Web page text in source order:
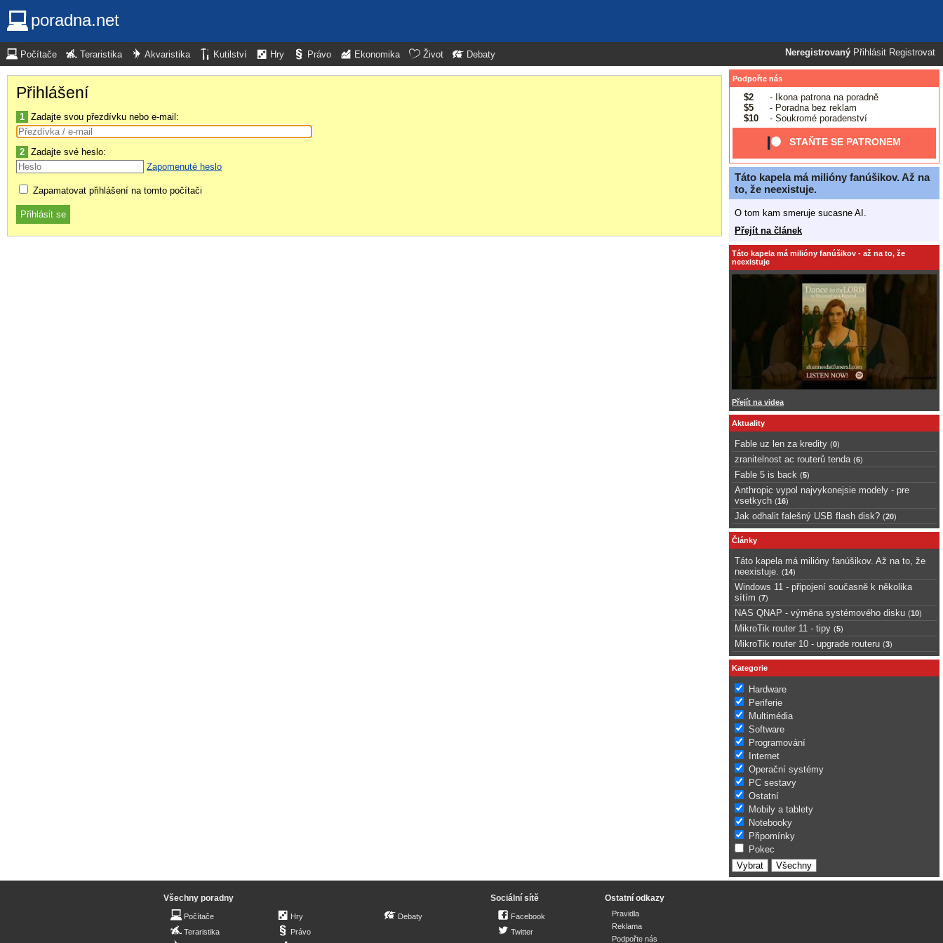
poradna.net
Neregistrovaný Přihlásit Registrovat
Počítače Teraristika Akvaristika Kutilství Hry Právo Ekonomika Život Debaty
Přihlášení
1 Zadajte svou přezdívku nebo e-mail:
2 Zadajte své heslo:
Zapomenuté heslo
Zapamatovat přihlášení na tomto počítači
Podpořte nás
$2
- Ikona patrona na poradně
$5
- Poradna bez reklam
$10
- Soukromé poradenství
STAŇTE SE PATRONEM
Táto kapela má milióny fanúšikov. Až na
to, že neexistuje.
O tom kam smeruje sucasne AI.
Přejít na článek
Táto kapela má milióny fanúšikov - až na to, že
neexistuje
Přejít na videa
Aktuality
Fable uz len za kredity (0)
zranitelnost ac routerů tenda (6)
Fable 5 is back (5)
Anthropic vypol najvykonejsie modely - pre
vsetkych (16)
Jak odhalit falešný USB flash disk? (20)
Články
Táto kapela má milióny fanúšikov. Až na to, že
neexistuje.
(14)
Windows 11 - připojení současně k několika
sítím (7)
NAS QNAP - výměna systémového disku (10)
MikroTik router 11 - tipy (5)
MikroTik router 10 - upgrade routeru (3)
Kategorie
Hardware
Periferie
Multimédia
Software
Programování
Internet
Operační systémy
PC sestavy
Ostatní
Mobily a tablety
Notebooky
Připomínky
Pokec
Všechny poradny
Počítače
Teraristika
Hry
Právo
Debaty
Sociální sítě
Facebook
Twitter
Ostatní odkazy
Pravidla
Reklama
Podpořte nás